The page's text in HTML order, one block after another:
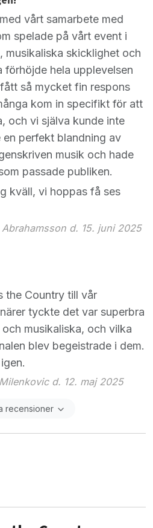
vårt samarbete med
spelade på vårt event i
musikaliska skicklighet och
förhöjde hela upplevelsen
så mycket fin respons
kom in specifikt för att
och vi själva kunde inte
perfekt blandning av
musik och hade
passade publiken.
kväll, vi hoppas få ses
d. 15. juni 2025
the Country till vår
tyckte det var superbra
musikaliska, och vilka
blev begeistrade i dem.
d. 12. maj 2025
recensioner